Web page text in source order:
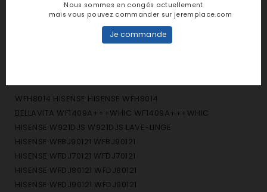
DESCRIPTION
WFH8014 HISENSE HISENSE WFH8014
BELLAVITA WF1409A+++WHIC WF1409A+++WHIC
HISENSE W921DJS W921DJS LAVE-LINGE
HISENSE WFBJ90121 WFBJ90121
HISENSE WFDJ70121 WFDJ70121
HISENSE WFDJ80121 WFDJ80121
HISENSE WFDJ90121 WFDJ90121
Nous sommes en congés actuellement
mais vous pouvez commander sur jeremplace.com
Je commande